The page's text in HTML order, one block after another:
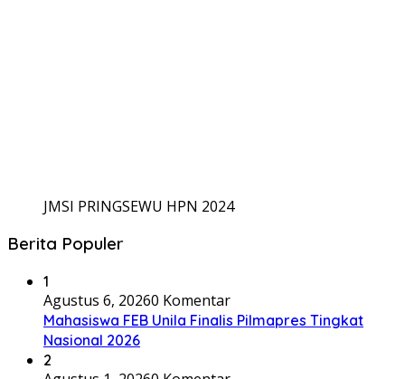
JMSI PRINGSEWU HPN 2024
Berita Populer
1
Agustus 6, 20260 Komentar
Mahasiswa FEB Unila Finalis Pilmapres Tingkat
Nasional 2026
2